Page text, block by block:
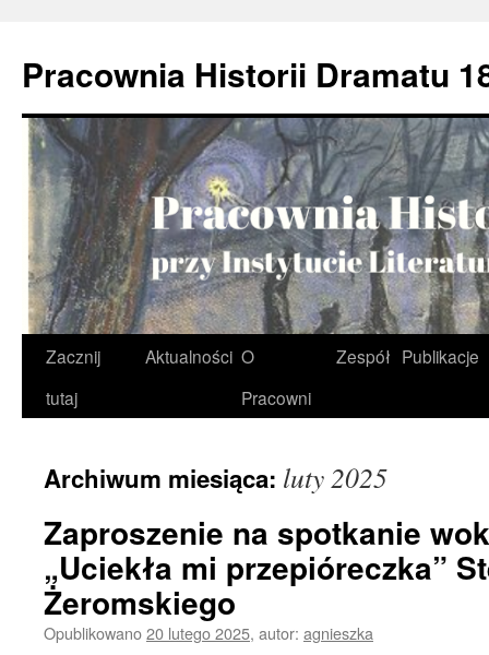
treści
Pracownia Historii Dramatu
Zacznij
tutaj
Aktualności O
Pracowni
Zespół Publikacje
Archiwum miesiąca: luty 2025
Zaproszenie na spotkanie
„Uciekła mi przepióreczka”
Żeromskiego
Opublikowano20 lutego 2025, autor: agnieszka